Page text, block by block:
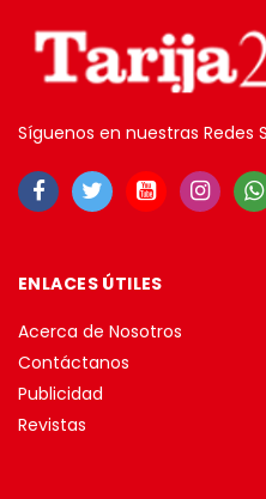
Síguenos en nuestras Redes
ENLACES ÚTILES
Acerca de Nosotros
Contáctanos
Publicidad
Revistas